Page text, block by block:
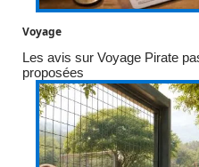
Voyage
Les avis sur Voyage Pirate
proposées